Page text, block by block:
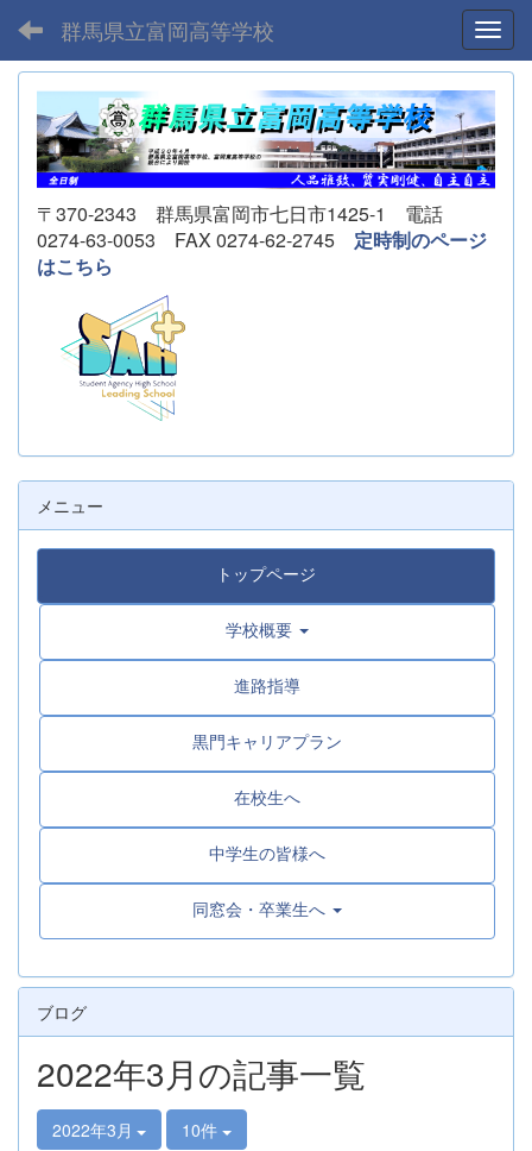
群馬県立富岡高等学校
〒370-2343 群馬県富岡市七日市1425-1 電話
0274-63-0053 FAX 0274-62-2745 定時制のページ
はこちら
メニュー
トップページ
学校概要
進路指導
黒門キャリアプラン
在校生へ
中学生の皆様へ
同窓会・卒業生へ
ブログ
2022年3月の記事一覧
2022年3月 10件